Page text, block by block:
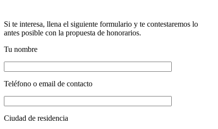
Si te interesa, llena el siguiente formulario y te contestaremos lo
antes posible con la propuesta de honorarios.
Tu nombre
Teléfono o email de contacto
Ciudad de residencia